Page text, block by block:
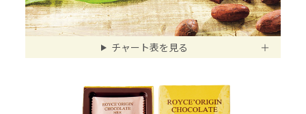
チャート表を見る